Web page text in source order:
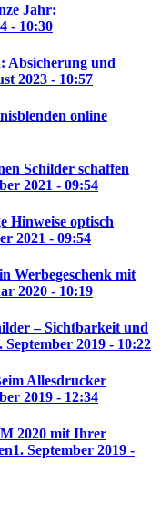
Jahr:
- 10:30
Absicherung und
2023 - 10:57
online
Schilder schaffen
2021 - 09:54
Hinweise optisch
2021 - 09:54
Werbegeschenk mit
2020 - 10:19
– Sichtbarkeit und
September 2019 - 10:22
Allesdrucker
2019 - 12:34
2020 mit Ihrer
1. September 2019 -